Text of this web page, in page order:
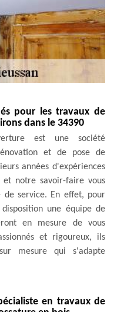
pour les travaux de
dans le 34390
est une société
et de pose de
années d'expériences
et notre savoir-faire vous
service. En effet, pour
une équipe de
en mesure de vous
et rigoureux, ils
mesure qui s'adapte
en travaux de